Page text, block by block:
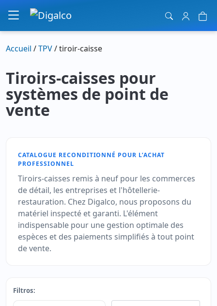
Navigation principale
Accueil /TPV/ tiroir-caisse
Tiroirs-caisses pour
systèmes de point de
vente
CATALOGUE RECONDITIONNÉ POUR L’ACHAT
PROFESSIONNEL
Tiroirs-caisses remis à neuf pour les commerces
de détail, les entreprises et l'hôtellerie-
restauration. Chez Digalco, nous proposons du
matériel inspecté et garanti. L'élément
indispensable pour une gestion optimale des
espèces et des paiements simplifiés à tout point
de vente.
Filtros: